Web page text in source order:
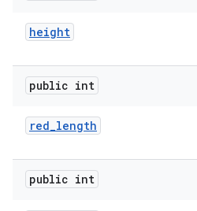
height
public int
red_length
public int